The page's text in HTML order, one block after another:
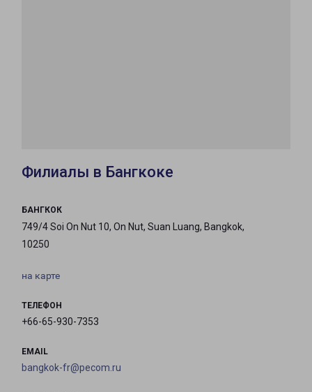
Филиалы в Бангкоке
БАНГКОК
749/4 Soi On Nut 10, On Nut, Suan Luang, Bangkok,
10250
на карте
ТЕЛЕФОН
+66-65-930-7353
EMAIL
bangkok-fr@pecom.ru